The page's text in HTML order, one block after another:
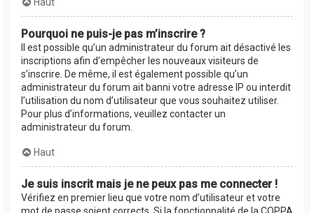
Pourquoi ne puis-je pas m’inscrire ?
Il est possible qu’un administrateur du forum ait désactivé les
inscriptions afin d’empêcher les nouveaux visiteurs de
s’inscrire. De même, il est également possible qu’un
administrateur du forum ait banni votre adresse IP ou interdit
l’utilisation du nom d’utilisateur que vous souhaitez utiliser.
Pour plus d’informations, veuillez contacter un
administrateur du forum.
Haut
Je suis inscrit mais je ne peux pas me connecter !
Vérifiez en premier lieu que votre nom d’utilisateur et votre
mot de passe soient corrects. Si la fonctionnalité de la COPPA